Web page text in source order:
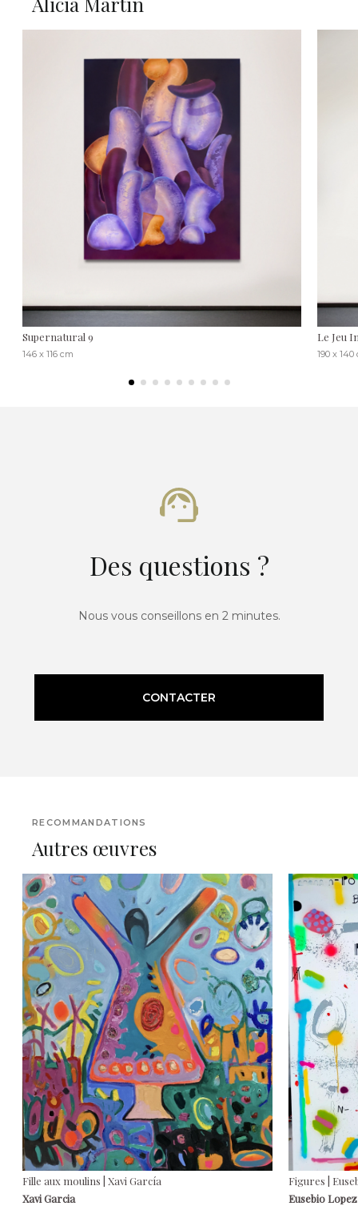
Supernatural 9
146 x 116 cm
Le Jeu
190 x 140
Des questions ?
Nous vous conseillons en 2 minutes.
CONTACTER
RECOMMANDATIONS
Autres œuvres
Fille aux moulins | Xavi García
Xavi Garcia
Figures |
Eusebio Lopez